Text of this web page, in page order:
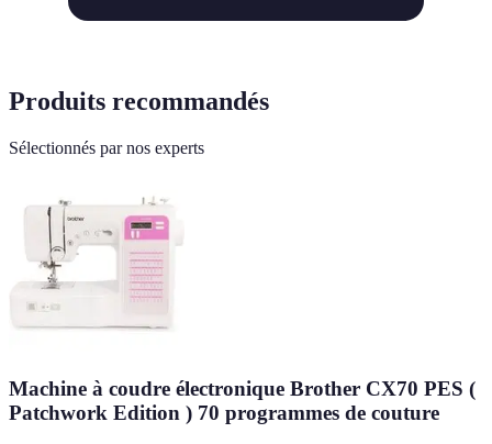
Produits recommandés
Sélectionnés par nos experts
Machine à coudre électronique Brother CX70 PES (
Patchwork Edition ) 70 programmes de couture